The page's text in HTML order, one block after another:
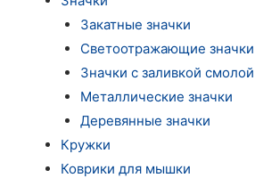
Закатные значки
Светоотражающие значки
Значки с заливкой смолой
Металлические значки
Деревянные значки
Кружки
Коврики для мышки